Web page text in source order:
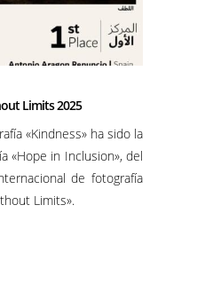
Limits 2025
«Kindness» ha sido la
«Hope in Inclusion», del
de fotografía
Limits».